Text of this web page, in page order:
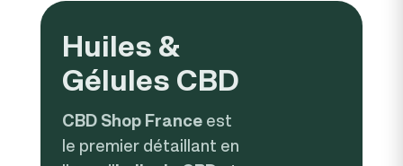
Huiles &
Gélules CBD
CBD Shop France est
le premier détaillant en